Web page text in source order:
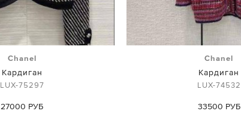
Chanel
Кардиган
LUX-75297
27000 РУБ
Chanel
Кардиган
LUX-74532
33500 РУБ